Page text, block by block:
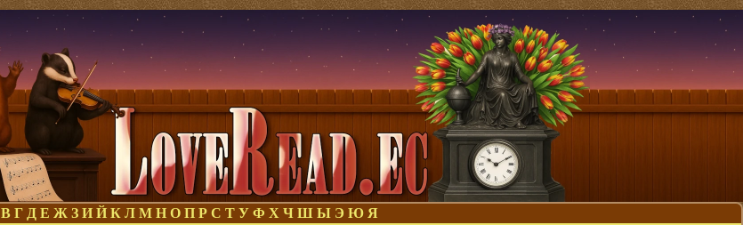
В Г Д Е Ж З И Й К Л М Н О П Р С Т У Ф Х Ч Ш Ы Э Ю Я